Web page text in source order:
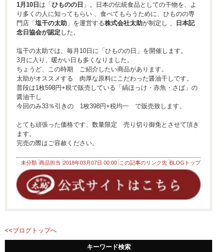
1月10日は「ひものの日 」。日本の伝統食品としての干物を、よ
り多くの人に知ってもらい 、食べてもらうために、ひものの専
門店「塩干の太助 」を運営する株式会社太助が制定し 、
日本記
念日協会が認定 した。
塩干の太助では、毎月10日に「ひものの日」を開催します。
3月に入り、暖かい日も多くなりました。
ちょうど、この時期 ご紹介したい商品があります。
太助がオススメする 肉厚な原料にこだわった醤油干しです。
普段は1枚598円+税で販売している「縞ほっけ・赤魚・さば」の
醤油干し
今回のみ33％引きの 1枚398円+税均一 で販売致します。
とても頑張った価格です、数量限定 売り切り御免とさせて頂き
ます。
完売の際はご容赦ください。
未分類 商品担当 2018年03月07日 00:00 この記事のリンク先 BLOGトップ
<<ブログトップへ
キーワード検索